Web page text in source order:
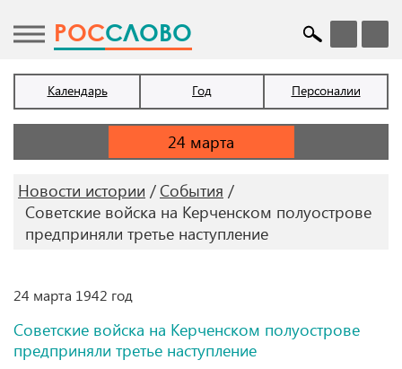
POCСЛОВО
Календарь Год Персоналии
Новости истории
События
Советские войска на Керченском полуострове
предприняли третье наступление
24 марта 1942 год
Советские войска на Керченском полуострове
предприняли третье наступление